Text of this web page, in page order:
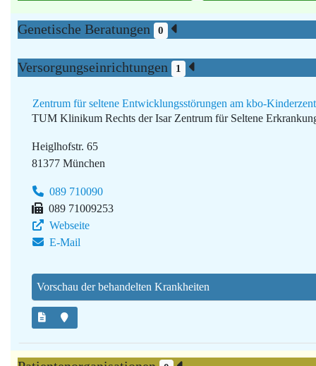
Genetische Beratungen 0
Versorgungseinrichtungen 1
Zentrum für seltene Entwicklungsstörungen am kbo-
TUM Klinikum Rechts der Isar Zentrum für Seltene
Heiglhofstr. 65
81377 München
089 710090
089 71009253
Webseite
E-Mail
Vorschau der behandelten Krankheiten